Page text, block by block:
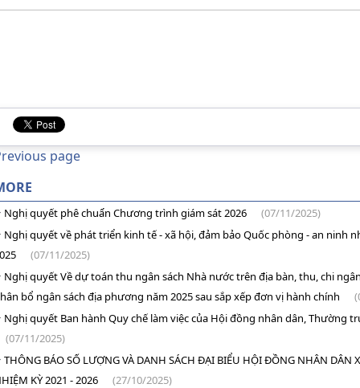
page
Nghị quyết phê chuẩn Chương trình giám sát 2026
(07/11/2025)
Nghị quyết về phát triển kinh tế - xã hội, đảm bảo Quốc phòng - an ninh
(07/11/2025)
Nghị quyết Về dự toán thu ngân sách Nhà nước trên địa bàn, thu, chi
bổ ngân sách địa phương năm 2025 sau sắp xếp đơn vị hành chính
Nghị quyết Ban hành Quy chế làm việc của Hội đồng nhân dân, Thường
(07/11/2025)
THÔNG BÁO SỐ LƯỢNG VÀ DANH SÁCH ĐẠI BIỂU HỘI ĐỒNG NHÂN DÂN
KỲ 2021 - 2026
(27/10/2025)